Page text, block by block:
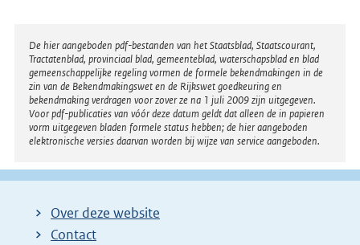
Disclaimer
De hier aangeboden pdf-bestanden van het Staatsblad, Staatscourant,
Tractatenblad, provinciaal blad, gemeenteblad, waterschapsblad en blad
gemeenschappelijke regeling vormen de formele bekendmakingen in de
zin van de Bekendmakingswet en de Rijkswet goedkeuring en
bekendmaking verdragen voor zover ze na 1 juli 2009 zijn uitgegeven.
Voor pdf-publicaties van vóór deze datum geldt dat alleen de in papieren
vorm uitgegeven bladen formele status hebben; de hier aangeboden
elektronische versies daarvan worden bij wijze van service aangeboden.
Over deze website
Contact